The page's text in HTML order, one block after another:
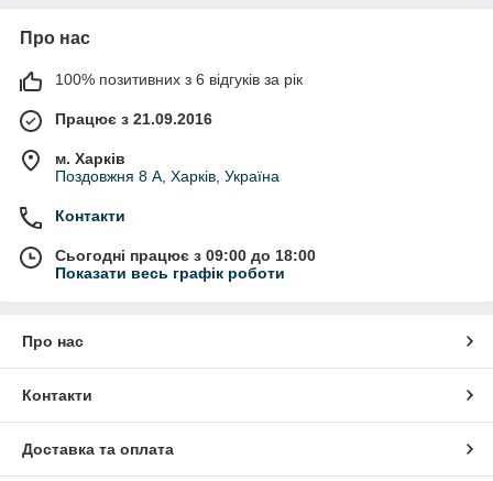
Про нас
100% позитивних з 6 відгуків за рік
Працює з 21.09.2016
м. Харків
Поздовжня 8 А, Харків, Україна
Контакти
Сьогодні працює з 09:00 до 18:00
Показати весь графік роботи
Про нас
Контакти
Доставка та оплата